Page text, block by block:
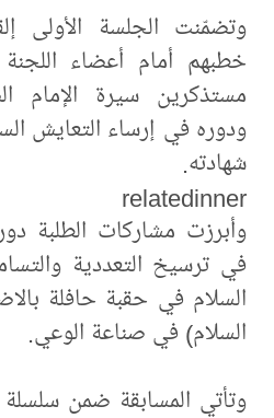
وتضمّنت الجلسة الأولى
خطبهم أمام أعضاء
مستذكرين سيرة الإمام
ودوره في إرساء التعايش
شهادته.
relatedinner
وأبرزت مشاركات الطلبة
في ترسيخ التعددية
السلام في حقبة حافلة
السلام) في صناعة الوعي.
وتأتي المسابقة ضمن سلسلة